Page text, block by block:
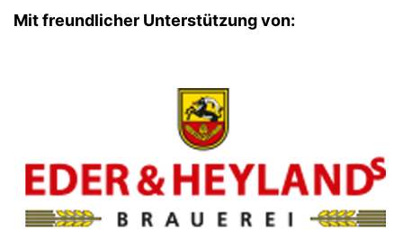
Mit freundlicher Unterstützung von: